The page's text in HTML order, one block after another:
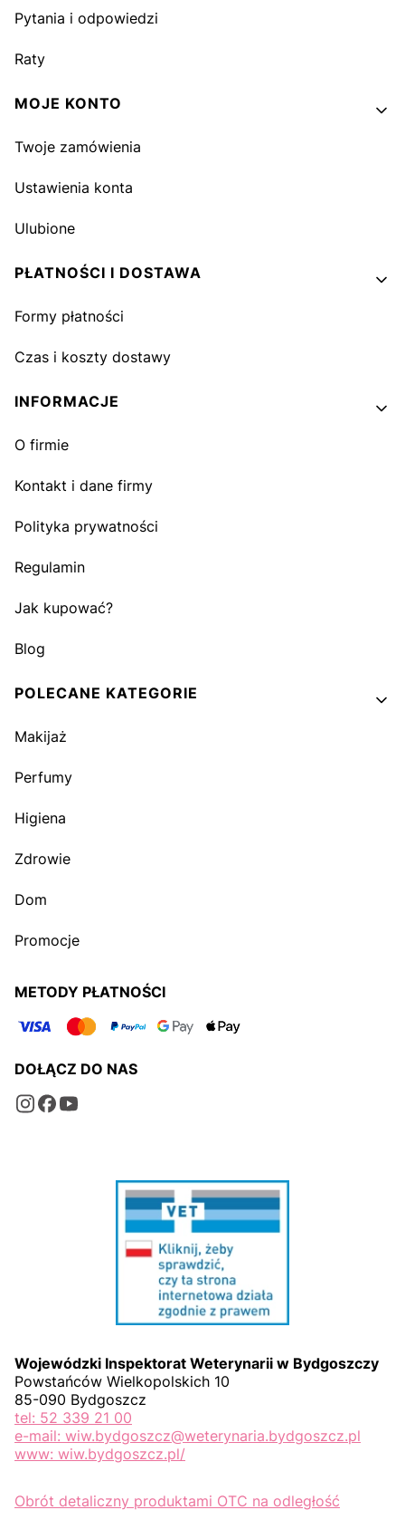
Pytania i odpowiedzi
Raty
MOJE KONTO
Twoje zamówienia
Ustawienia konta
Ulubione
PŁATNOŚCI I DOSTAWA
Formy płatności
Czas i koszty dostawy
INFORMACJE
O firmie
Kontakt i dane firmy
Polityka prywatności
Regulamin
Jak kupować?
Blog
POLECANE KATEGORIE
Makijaż
Perfumy
Higiena
Zdrowie
Dom
Promocje
METODY PŁATNOŚCI
DOŁĄCZ DO NAS
Wojewódzki Inspektorat Weterynarii w Bydgoszczy
Powstańców Wielkopolskich 10
85-090 Bydgoszcz
tel: 52 339 21 00
e-mail: wiw.bydgoszcz@weterynaria.bydgoszcz.pl
www: wiw.bydgoszcz.pl/
Obrót detaliczny produktami OTC na odległość